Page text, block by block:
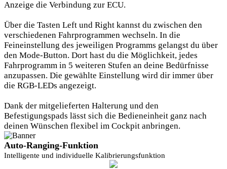
Anzeige die Verbindung zur ECU.
Über die Tasten Left und Right kannst du zwischen den
verschiedenen Fahrprogrammen wechseln. In die
Feineinstellung des jeweiligen Programms gelangst du über
den Mode-Button. Dort hast du die Möglichkeit, jedes
Fahrprogramm in 5 weiteren Stufen an deine Bedürfnisse
anzupassen. Die gewählte Einstellung wird dir immer über
die RGB-LEDs angezeigt.
Dank der mitgelieferten Halterung und den
Befestigungspads lässt sich die Bedieneinheit ganz nach
deinen Wünschen flexibel im Cockpit anbringen.
Auto-Ranging-Funktion
Intelligente und individuelle Kalibrierungsfunktion